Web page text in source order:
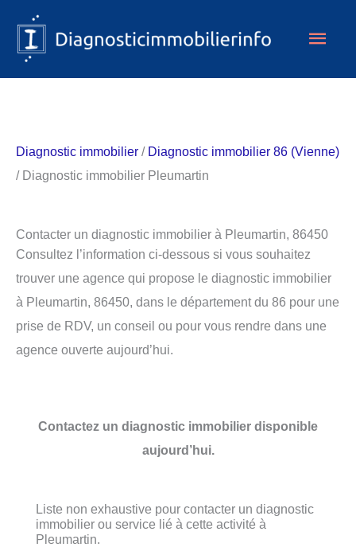
contenu
Diagnostic immobilier / Diagnostic immobilier 86 (Vienne)
/ Diagnostic immobilier Pleumartin
Contacter un diagnostic immobilier à Pleumartin, 86450
Consultez l’information ci-dessous si vous souhaitez
trouver une agence qui propose le diagnostic immobilier
à Pleumartin, 86450, dans le département du 86 pour une
prise de RDV, un conseil ou pour vous rendre dans une
agence ouverte aujourd’hui.
Contactez un diagnostic immobilier disponible
aujourd’hui.
Liste non exhaustive pour contacter un diagnostic
immobilier ou service lié à cette activité à
Pleumartin.